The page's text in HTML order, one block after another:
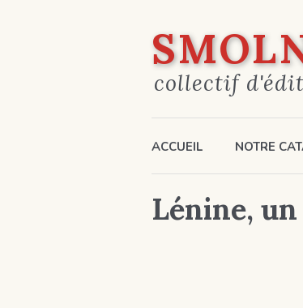
collectif
ACCUEIL NOTRE
Lénine,